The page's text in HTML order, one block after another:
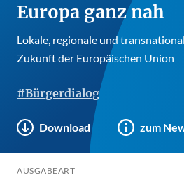
Europa ganz nah
Lokale, regionale und
Zukunft der Europäischen Union
#Bürgerdialog
Download zum
AUSGABEART